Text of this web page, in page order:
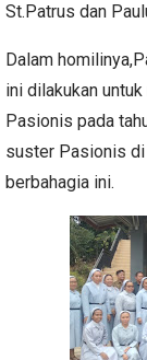
St.Patrus dan
Dalam
ini dilakukan
Pasionis pada
suster Pasionis di
berbahagia ini.